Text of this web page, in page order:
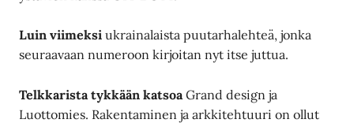
Luin viimeksi ukrainalaista puutarhalehteä, jonka
seuraavaan numeroon kirjoitan nyt itse juttua.
Telkkarista tykkään katsoa Grand design ja
Luottomies. Rakentaminen ja arkkitehtuuri on ollut